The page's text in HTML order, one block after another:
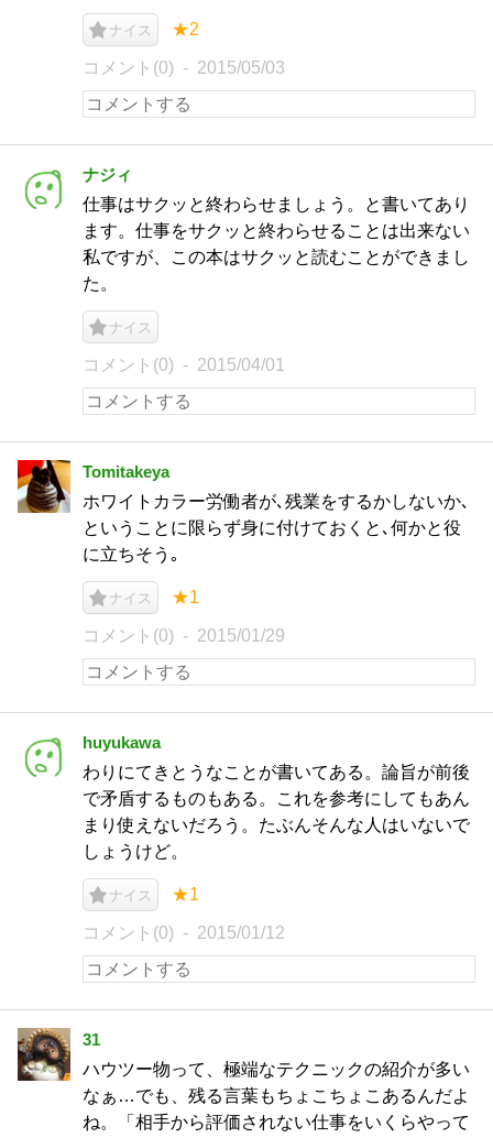
ナイス ★2
コメント(0) 2015/05/03
ナジィ
仕事はサクッと終わらせましょう。と書いてあり
ます。仕事をサクッと終わらせることは出来ない
私ですが、この本はサクッと読むことができまし
た。
ナイス
コメント(0) 2015/04/01
Tomitakeya
ホワイトカラー労働者が､残業をするかしないか､
ということに限らず身に付けておくと､何かと役
に立ちそう｡
ナイス ★1
コメント(0) 2015/01/29
huyukawa
わりにてきとうなことが書いてある。論旨が前後
で矛盾するものもある。これを参考にしてもあん
まり使えないだろう。たぶんそんな人はいないで
しょうけど。
ナイス ★1
コメント(0) 2015/01/12
31
ハウツー物って、極端なテクニックの紹介が多い
なぁ…でも、残る言葉もちょこちょこあるんだよ
ね。「相手から評価されない仕事をいくらやって